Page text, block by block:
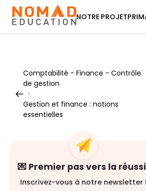
NOTRE PROJET
Comptabilité - Finance - Contrôle
de gestion
>
Gestion et finance : notions
essentielles
💌 Premier pas vers la
Inscrivez-vous à notre newsletter !